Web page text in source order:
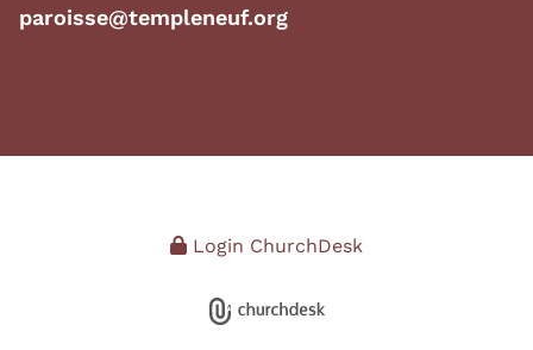
paroisse@templeneuf.org
Login ChurchDesk